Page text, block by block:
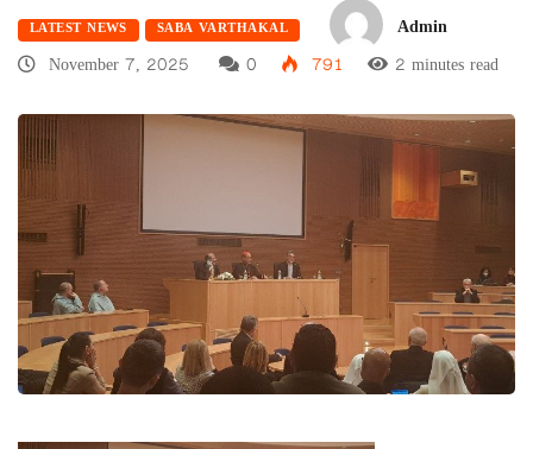
LATEST NEWS SABA VARTHAKAL
Admin
November 7, 2025
0 791 2 minutes read